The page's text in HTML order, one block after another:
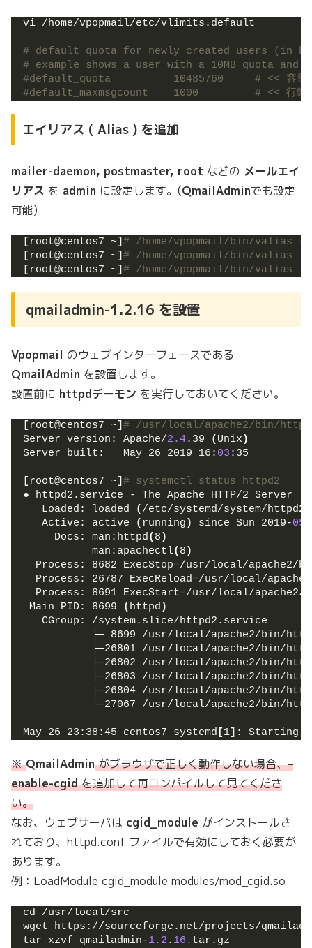
vi /home/vpopmail/etc/vlimits.default
# default quota for newly created users (in
# example shows a user with a 10MB quota and
#default_quota          10485760     # << 容量を決
#default_maxmsgcount    1000         # << 行頭の
エイリアス ( Alias ) を追加
mailer-daemon, postmaster, root などの メールエイ
リアス を admin に設定します。(QmailAdminでも設定
可能)
[root@centos7 ~] # /home/vpopmail/bin/valias -i
[root@centos7 ~] # /home/vpopmail/bin/valias -i
[root@centos7 ~] # /home/vpopmail/bin/valias -i
qmailadmin-1.2.16 を設置
Vpopmail のウェブインターフェースである
QmailAdmin を設置します。
設置前に httpdデーモン を実行しておいてください。
[root@centos7 ~] # /usr/local/apache2/bin/
Server version: Apache/2.4.39 ( Unix )
Server built:   May 26 2019 16: 03 :35
[root@centos7 ~] # systemctl status httpd2
● httpd2.service - The Apache HTTP/2 Server
   Loaded: loaded
( /etc/systemd/system/
   Active: active
( running ) since Sun 2019-05
     Docs: man:httpd
( 8 )
           man:apachectl
( 8 )
Process: 8682 ExecStop=/usr/local/apache2/
Process: 26787 ExecReload=/usr/local/
Process: 8691 ExecStart=/usr/local/
Main PID: 8699
( httpd )
   CGroup: /system.slice/httpd2.service
├─ 8699 /usr/local/apache2/bin/
├─26801 /usr/local/apache2/bin/
├─26802 /usr/local/apache2/bin/
├─26803 /usr/local/apache2/bin/
├─26804 /usr/local/apache2/bin/
└─27067 /usr/local/apache2/bin/
May 26 23:38:45 centos7 systemd [1] : Starting
※QmailAdminがブラウザで正しく動作しない場合、–
enable-cgidを追加して再コンパイルして見てくださ
い。
なお、ウェブサーバは cgid_module がインストールさ
れており、httpd.conf ファイルで有効にしておく必要が
あります。
例：LoadModule cgid_module modules/mod_cgid.so
cd /usr/local/src
wget https://sourceforge.net/projects/
tar xzvf qmailadmin-1.2 . 16. tar.gz